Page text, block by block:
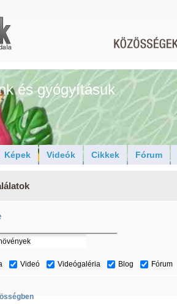
és gyógyításuk
Képek Videók Cikkek Fórum
Videó Videógaléria Blog Fórum